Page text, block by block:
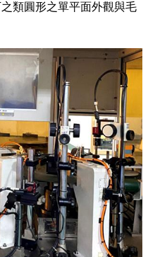
類圓形之單平面外觀與毛